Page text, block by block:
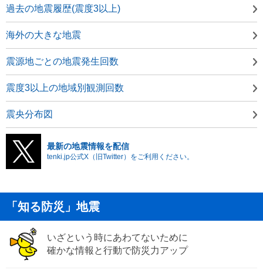
過去の地震履歴(震度3以上)
海外の大きな地震
震源地ごとの地震発生回数
震度3以上の地域別観測回数
震央分布図
最新の地震情報を配信
tenki.jp公式X（旧Twitter）をご利用ください。
「知る防災」地震
いざという時にあわてないために
確かな情報と行動で防災力アップ